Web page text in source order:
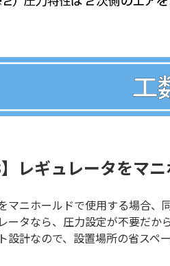
】レギュレータをマ
マニホールドで使用する場合
ータなら、圧力設定が不要だか
設計なので、設置場所の省スペ